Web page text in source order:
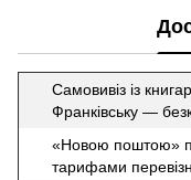
Самовивіз із
Франківську —
«Новою поштою»
тарифами